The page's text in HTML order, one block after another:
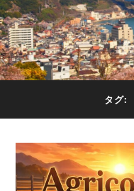
タグ: